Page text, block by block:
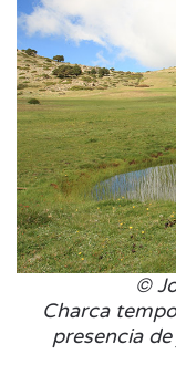
©
Charca
presencia